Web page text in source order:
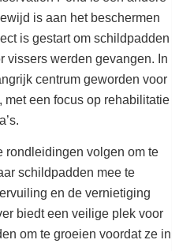
is aan het beschermen
is gestart om schildpadden
vissers werden gevangen. In
centrum geworden voor
een focus op rehabilitatie
rondleidingen volgen om te
schildpadden mee te
en de vernietiging
biedt een veilige plek voor
om te groeien voordat ze in